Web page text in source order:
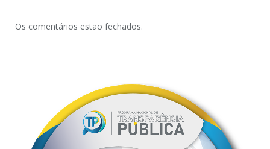
Os comentários estão fechados.